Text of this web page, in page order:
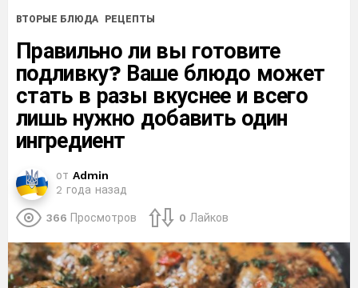
ВТОРЫЕ БЛЮДА РЕЦЕПТЫ
Правильно ли вы готовите
подливку? Ваше блюдо может
стать в разы вкуснее и всего
лишь нужно добавить один
ингредиент
от Admin
2 года назад
366 Просмотров 0 Лайков